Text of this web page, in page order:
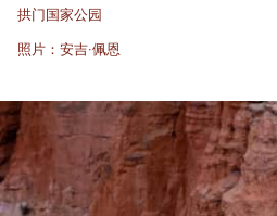
拱门国家公园
照片：安吉·佩恩